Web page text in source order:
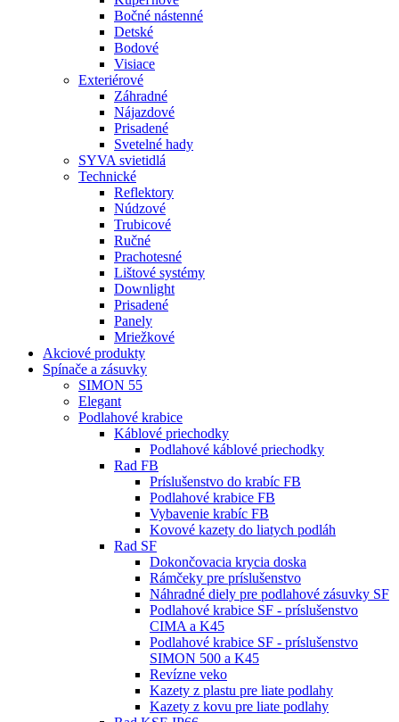
Bočné nástenné
Detské
Bodové
Visiace
Exteriérové
Záhradné
Nájazdové
Prisadené
Svetelné hady
SYVA svietidlá
Technické
Reflektory
Núdzové
Trubicové
Ručné
Prachotesné
Lištové systémy
Downlight
Prisadené
Panely
Mriežkové
Akciové produkty
Spínače a zásuvky
SIMON 55
Elegant
Podlahové krabice
Káblové priechodky
Podlahové káblové priechodky
Rad FB
Príslušenstvo do krabíc FB
Podlahové krabice FB
Vybavenie krabíc FB
Kovové kazety do liatych podláh
Rad SF
Dokončovacia krycia doska
Rámčeky pre príslušenstvo
Náhradné diely pre podlahové zásuvky SF
Podlahové krabice SF - príslušenstvo
CIMA a K45
Podlahové krabice SF - príslušenstvo
SIMON 500 a K45
Revízne veko
Kazety z plastu pre liate podlahy
Kazety z kovu pre liate podlahy